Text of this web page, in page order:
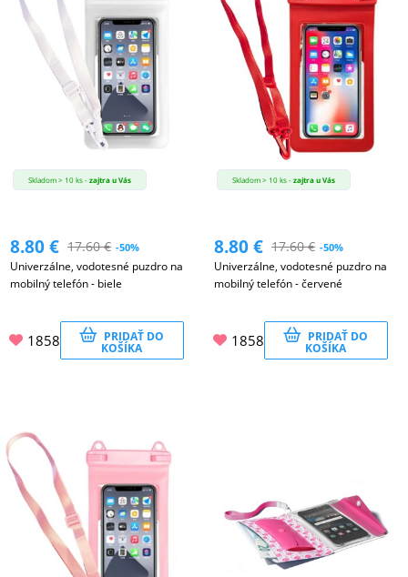
Skladom > 10 ks -zajtra u Vás
8.80€ 17.60€ -50%
Univerzálne, vodotesné puzdro na
mobilný telefón - biele
1858 PRIDAŤ DO
KOŠÍKA
Skladom > 10 ks -zajtra u Vás
8.80€ 17.60€ -50%
Univerzálne, vodotesné puzdro na
mobilný telefón - červené
1858 PRIDAŤ DO
KOŠÍKA